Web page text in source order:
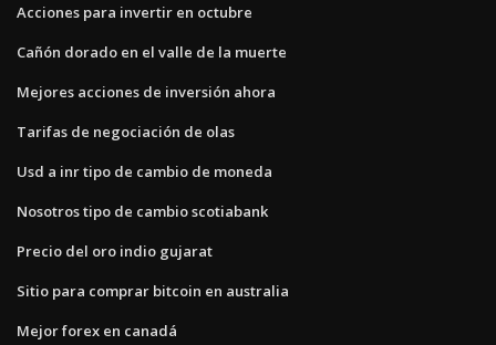
Acciones para invertir en octubre
Cañón dorado en el valle de la muerte
Mejores acciones de inversión ahora
Tarifas de negociación de olas
Usd a inr tipo de cambio de moneda
Nosotros tipo de cambio scotiabank
Precio del oro indio gujarat
Sitio para comprar bitcoin en australia
Mejor forex en canadá